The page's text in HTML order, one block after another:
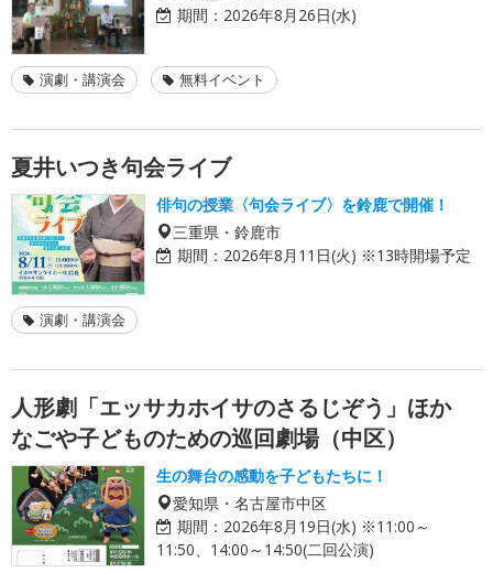
期間： 2026年8月26日(水)
演劇・講演会 無料イベント
夏井いつき句会ライブ
俳句の授業〈句会ライブ〉を鈴鹿で開催！
三重県・鈴鹿市
期間： 2026年8月11日(火) ※13時開場予定
演劇・講演会
人形劇「エッサカホイサのさるじぞう」ほか
なごや子どものための巡回劇場（中区）
生の舞台の感動を子どもたちに！
愛知県・名古屋市中区
期間： 2026年8月19日(水) ※11:00～
11:50、14:00～14:50(二回公演)